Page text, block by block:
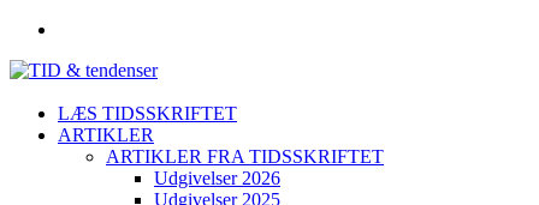
LÆS TIDSSKRIFTET
ARTIKLER
ARTIKLER FRA TIDSSKRIFTET
Udgivelser 2026
Udgivelser 2025